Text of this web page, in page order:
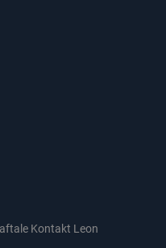
Kontakt Leon